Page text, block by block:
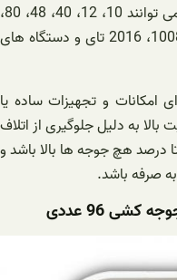
انواع دستگاه جوجه کشی از نظر ظرفیت می توانند 10، 12، 40، 48، 80،
96، 126،168، 252، 336، 504، 672، 1008، 2016 تای و دستگاه های
امکانات و تجهیزات ساده یا
بالا به دلیل جلوگیری از اتلاف
درصد هچ جوجه ها بالا باشد و
صرفه باشد.
96 عددی